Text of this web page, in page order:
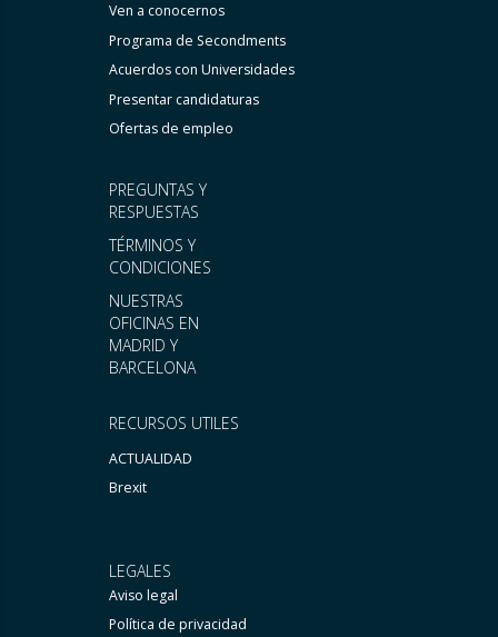
RECURSOS UTILES
ACTUALIDAD
Brexit
PREGUNTAS Y
RESPUESTAS
TÉRMINOS Y
CONDICIONES
NUESTRAS
OFICINAS EN
MADRID Y
BARCELONA
Ven a conocernos
Programa de Secondments
Acuerdos con Universidades
Presentar candidaturas
Ofertas de empleo
LEGALES
Aviso legal
Política de privacidad